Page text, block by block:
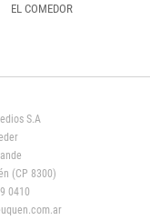
EL COMEDOR
S.A
(CP 8300)
0410